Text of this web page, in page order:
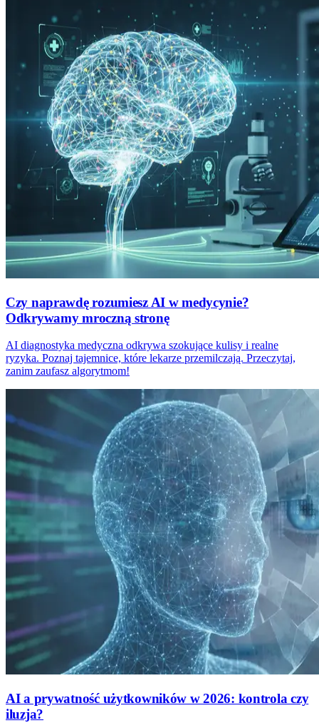
Czy naprawdę rozumiesz AI w medycynie?
Odkrywamy mroczną stronę
AI diagnostyka medyczna odkrywa szokujące kulisy i realne
ryzyka. Poznaj tajemnice, które lekarze przemilczają. Przeczytaj,
zanim zaufasz algorytmom!
AI a prywatność użytkowników w 2026: kontrola czy
iluzja?